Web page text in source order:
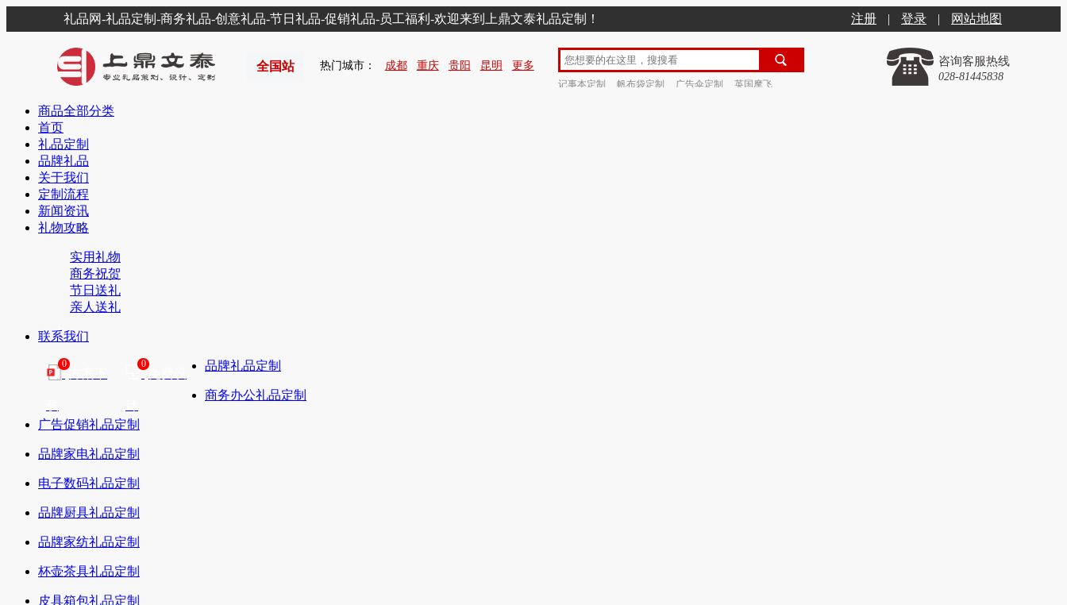
礼品网-礼品定制-商务礼品-创意礼品-节日礼品-促销礼品-员工福利-欢迎来到上鼎文泰礼品定制！ 注册 | 登录 | 网站地图
全国站 热门城市： 成都 重庆 贵阳 昆明 更多
记事本定制 帆布袋定制 广告伞定制 英国摩飞
咨询客服热线
028-81445838
商品全部分类
首页
礼品定制
品牌礼品
关于我们
定制流程
新闻资讯
礼物攻略
实用礼物
商务祝贺
节日送礼
亲人送礼
联系我们
0 0 品牌礼品定制
商务办公礼品定制
广告促销礼品定制
品牌家电礼品定制
电子数码礼品定制
品牌厨具礼品定制
品牌家纺礼品定制
杯壶茶具礼品定制
皮具箱包礼品定制